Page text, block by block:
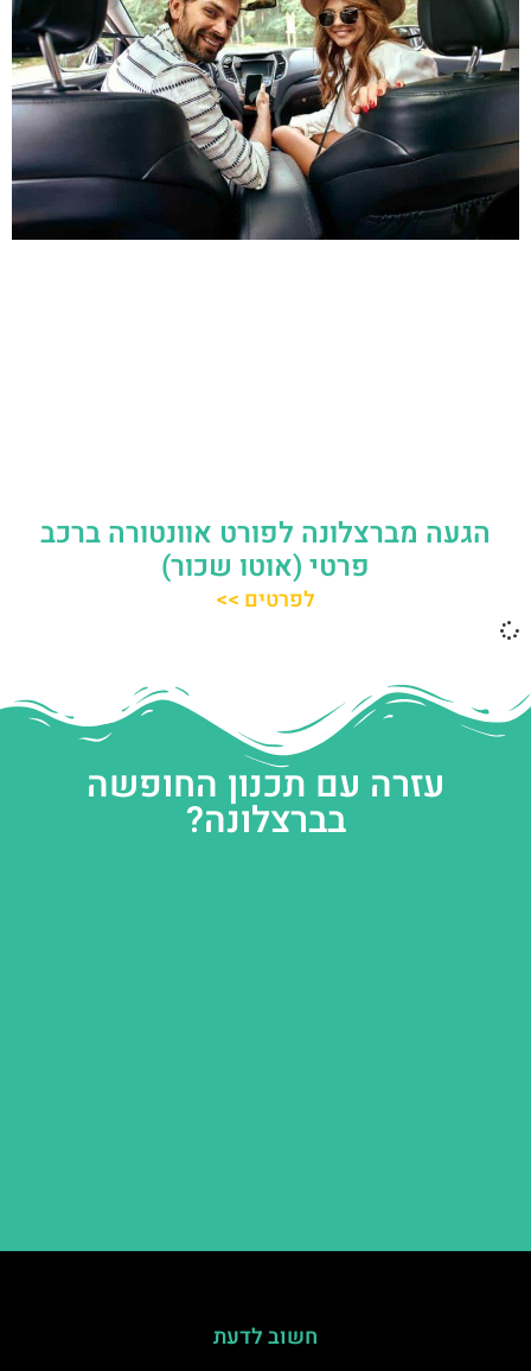
הגעה מברצלונה לפורט אוונטורה ברכב
פרטי (אוטו שכור)
לפרטים >>
עזרה עם תכנון החופשה
בברצלונה?
חשוב לדעת